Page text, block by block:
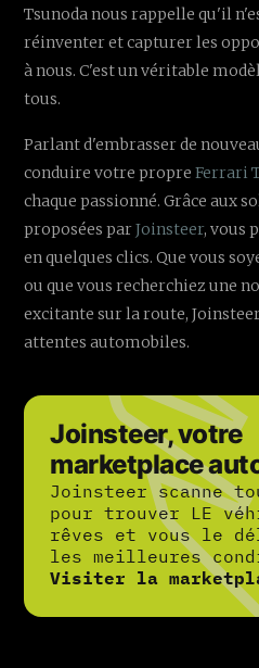
Tsunoda nous rappelle qu'il
réinventer et capturer les
à nous. C'est un véritable
tous.
Parlant d'embrasser de
conduire votre propreFerrari
chaque passionné. Grâce aux
proposées parJoinsteer, vous
en quelques clics. Que vous
ou que vous recherchiez une
excitante sur la route,
attentes automobiles.
Joinsteer, votre
marketplace
Joinsteer scanne
pour trouver LE
rêves et vous le
les meilleures
Visiter la